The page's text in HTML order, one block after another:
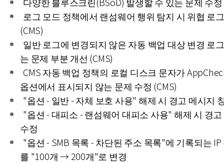
로그 모드 정책에서 랜섬웨어 행위 탐지 시 위협 로
(CMS)
일반 로그에 변경되지 않은 자동 백업 대상 변경 로
는 문제 부분 개선 (CMS)
CMS 자동 백업 정책의 로컬 디스크 문자가
옵션에서 표시되지 않는 문제 수정 (CMS)
"옵션 - 일반 - 자체 보호 사용" 해제 시 경고 메시지
"옵션 - 대피소 - 랜섬웨어 대피소 사용" 해제 시 경
수정
"옵션 - SMB 목록 - 차단된 주소 목록"에 기록되는
를 "100개 → 200개"로 변경